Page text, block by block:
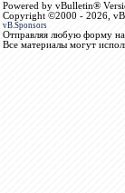
Powered by vBulletin®
Copyright ©2000 - 2026,
vB.Sponsors
Отправляя любую форму на
Все материалы могут